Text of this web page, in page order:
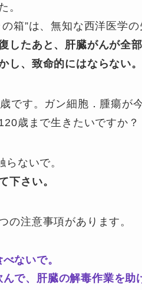
。
の箱”は、無知な西洋医学
したあと、肝臓がんが全
し、致命的にはならない。
です。ガン細胞．腫瘍が
歳まで生きたいですか？
らないで。
下さい。
の注意事項があります。
ないで。
で、肝臓の解毒作業を助